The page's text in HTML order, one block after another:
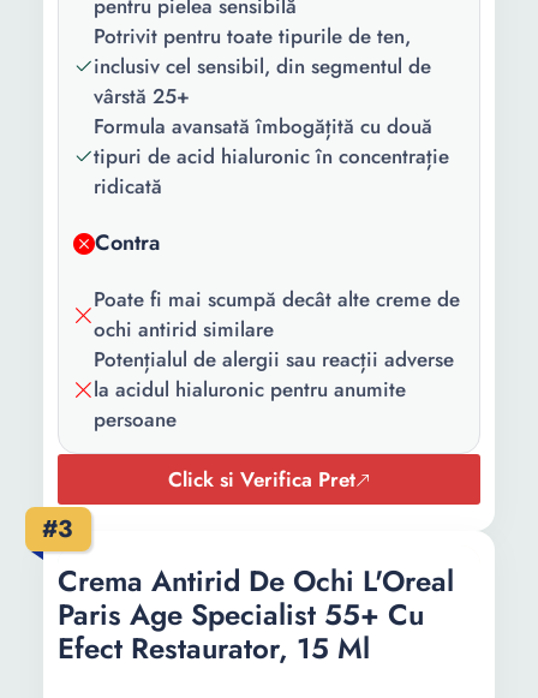
Continut
pachet:
1 x Crema antirid pentru
ochi
Cantitate:
pentru pielea sensibilă
Potrivit pentru toate tipurile de ten,
inclusiv cel sensibil, din segmentul de
vârstă 25+
Formula avansată îmbogățită cu două
tipuri de acid hialuronic în concentrație
ridicată
Contra
Poate fi mai scumpă decât alte creme de
ochi antirid similare
Potențialul de alergii sau reacții adverse
la acidul hialuronic pentru anumite
persoane
Click si Verifica Pret
#3
Crema Antirid De Ochi L'Oreal
Paris Age Specialist 55+ Cu
Efect Restaurator, 15 Ml